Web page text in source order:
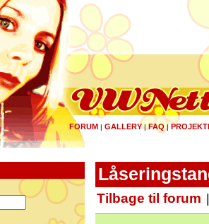
FORUM | GALLERY|FAQ |
Tilbage til forum